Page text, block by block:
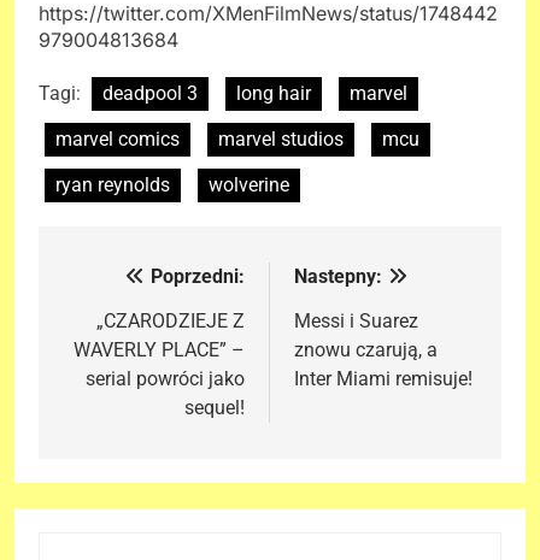
https://twitter.com/XMenFilmNews/status/1748442
979004813684
Tagi: deadpool 3 long hair
marvel
marvel comics
marvel studios
mcu
ryan reynolds
wolverine
Nawigacja
wpisu
Poprzedni:
„CZARODZIEJE Z
WAVERLY PLACE” –
serial powróci jako
sequel!
Nastepny:
Messi i Suarez
znowu czarują, a
Inter Miami remisuje!